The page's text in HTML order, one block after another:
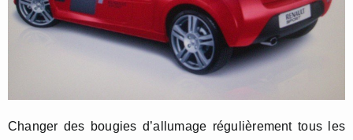
Changer des bougies d’allumage régulièrement tous les